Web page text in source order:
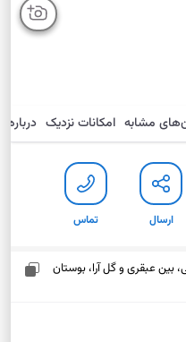
مشابه امکانات نزدیک درباره
ارسال تماس
بین عبقری و گل آرا، بوستان